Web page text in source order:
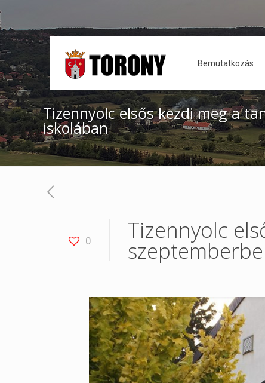
Bemutatkozás
Tizennyolc elsős kezdi meg a
iskolában
0 Tizennyolc